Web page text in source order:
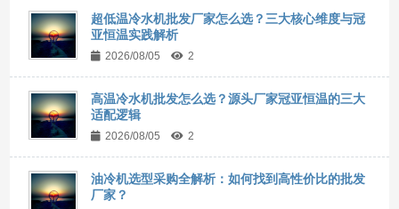
超低温冷水机批发厂家怎么选？三大核心维度与冠
亚恒温实践解析
2026/08/05 2
高温冷水机批发怎么选？源头厂家冠亚恒温的三大
适配逻辑
2026/08/05 2
油冷机选型采购全解析：如何找到高性价比的批发
厂家？